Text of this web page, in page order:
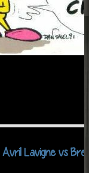
Avril Lavigne vs